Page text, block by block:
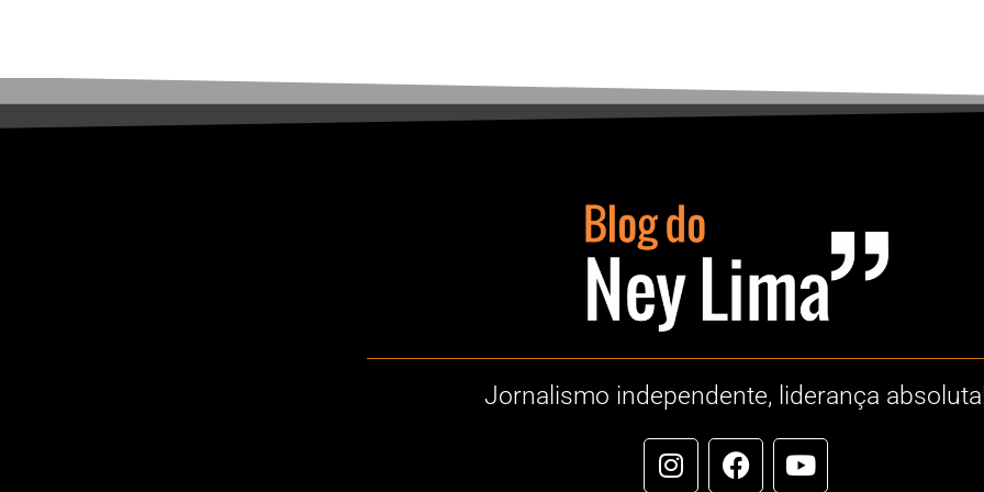
Jornalismo independente, liderança